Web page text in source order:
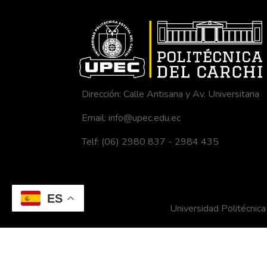
ES
Dirección: Calle Antisana y Av. Universitaria
Email: info@upec.edu.ec
Telf: (06) 2980 837 - 2984 435
Universidad